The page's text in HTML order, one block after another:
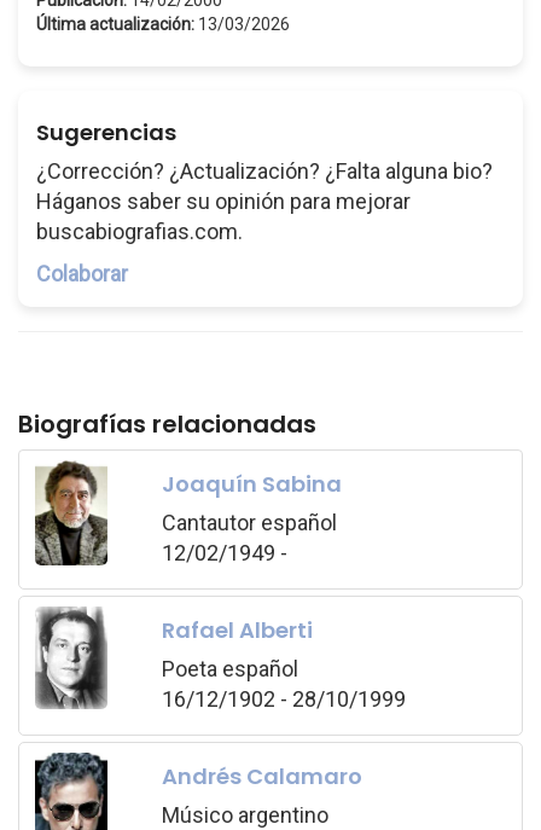
Última actualización: 13/03/2026
Sugerencias
¿Corrección? ¿Actualización? ¿Falta alguna bio?
Háganos saber su opinión para mejorar
buscabiografias.com.
Colaborar
Biografías relacionadas
Joaquín Sabina
Cantautor español
12/02/1949 -
Rafael Alberti
Poeta español
16/12/1902 - 28/10/1999
Andrés Calamaro
Músico argentino